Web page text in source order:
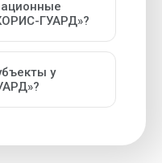
ГУАРД»?
у